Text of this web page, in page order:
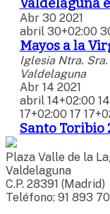
Valdelaguna
Abr 30 2021
abril 30+02:00
Mayos a la
Iglesia Ntra.
Valdelaguna
Abr 14 2021
abril 14+02:00
17+02:00 17
Santo Toribio
Plaza Valle de la
Valdelaguna
C.P. 28391 (Madrid)
Teléfono: 91 893